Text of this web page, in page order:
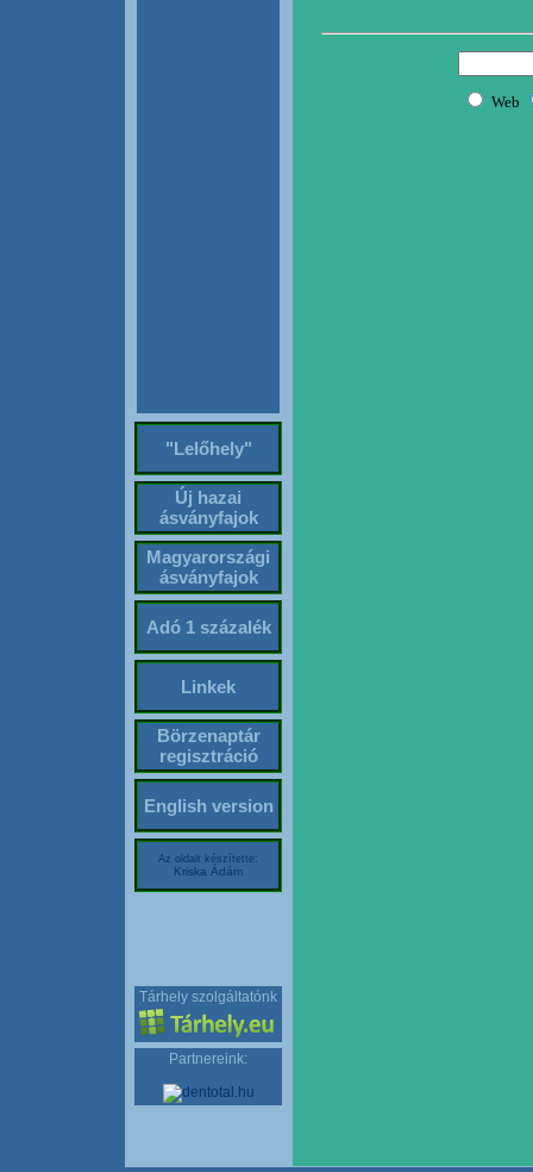
"Lelőhely"
Új hazai
ásványfajok
Magyarországi
ásványfajok
Adó 1 százalék
Linkek
Börzenaptár
regisztráció
English version
Az oldalt készítette:
Kriska Ádám
Tárhely szolgáltatónk
Partnereink: